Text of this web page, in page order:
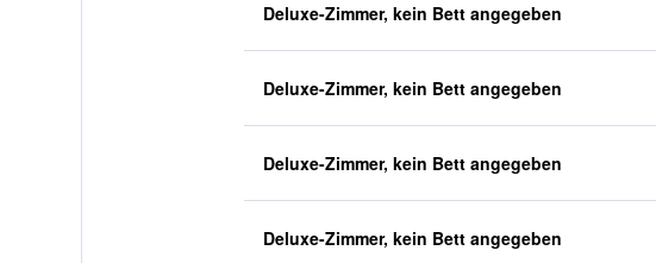
Deluxe-Zimmer, kein Bett angegeben
Deluxe-Zimmer, kein Bett angegeben
Deluxe-Zimmer, kein Bett angegeben
Deluxe-Zimmer, kein Bett angegeben